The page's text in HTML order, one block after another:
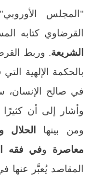
القرضاوي كتابه
الشريعة. وربط
بالحكمة الإلهية
في صالح الإنسان،
وأشار إلى أن
ومن بينها
الحلال
معاصرة وفي فقه
المقاصد يُعبَّر عنها